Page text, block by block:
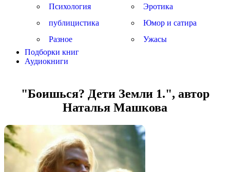
Психология
публицистика
Разное
Эротика
Юмор и сатира
Ужасы
Подборки книг
Аудиокниги
"Боишься? Дети Земли 1.", автор
Наталья Машкова